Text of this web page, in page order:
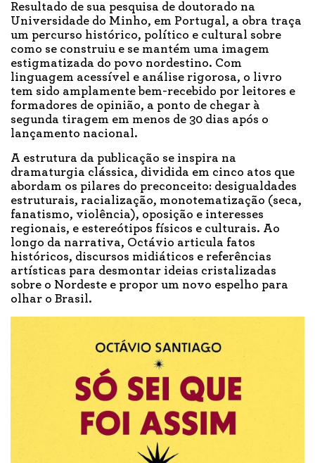
Resultado de sua pesquisa de doutorado na
Universidade do Minho, em Portugal, a obra traça
um percurso histórico, político e cultural sobre
como se construiu e se mantém uma imagem
estigmatizada do povo nordestino. Com
linguagem acessível e análise rigorosa, o livro
tem sido amplamente bem-recebido por leitores e
formadores de opinião, a ponto de chegar à
segunda tiragem em menos de 30 dias após o
lançamento nacional.
A estrutura da publicação se inspira na
dramaturgia clássica, dividida em cinco atos que
abordam os pilares do preconceito: desigualdades
estruturais, racialização, monotematização (seca,
fanatismo, violência), oposição e interesses
regionais, e estereótipos físicos e culturais. Ao
longo da narrativa, Octávio articula fatos
históricos, discursos midiáticos e referências
artísticas para desmontar ideias cristalizadas
sobre o Nordeste e propor um novo espelho para
olhar o Brasil.